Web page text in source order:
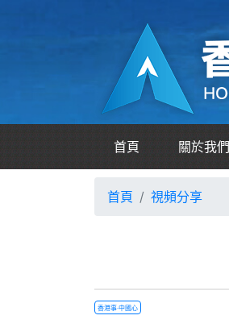
首頁 關於我們
首頁 視頻分享
香港事·中國心